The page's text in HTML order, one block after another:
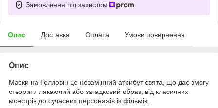
Замовлення під захистом
Опис Доставка Оплата Умови повернення
Опис
Маски на Гелловін це незамінний атрибут свята, що дає змогу
створити лякаючий або загадковий образ, від класичних
монстрів до сучасних персонажів із фільмів.